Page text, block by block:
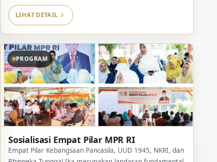
anggaran, dan pengawasan. Dalam menjalankan ketiga
fungsi tersebut, Anggota DPR RI diberikan tugas dan
[…]
LIHAT DETAIL
PROGRAM
Sosialisasi Empat Pilar MPR RI
Empat Pilar Kebangsaan Pancasila, UUD 1945, NKRI, dan